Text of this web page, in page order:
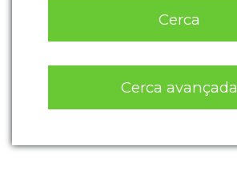
Cerca
Cerca avançada